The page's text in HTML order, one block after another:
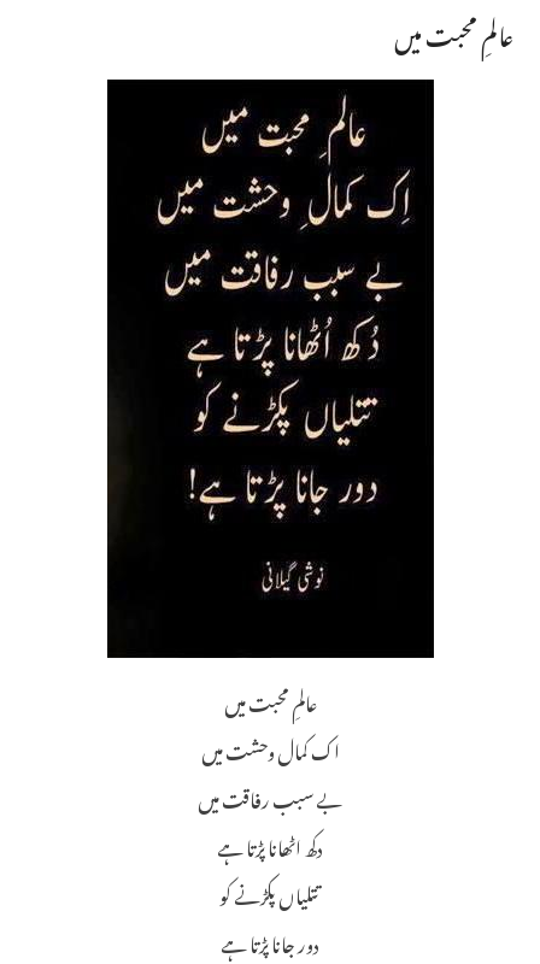
عالمِ محبت میں
عالمِ محبت میں
اک کمال وحشت میں
بے سبب رفاقت میں
دکھ اٹھانا پڑتا ہے
تتلیاں پکڑنے کو
دور جانا پڑتا ہے